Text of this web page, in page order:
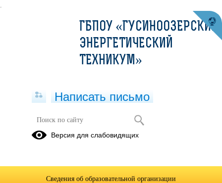
.
Студенты на ледовом катке
28 января 2021 года для студентов техникума администрация
муниципального образования "Селенгинский район" предоставила
ГБПОУ «ГУСИНООЗЕРСКИЙ
ЭНЕРГЕТИЧЕСКИЙ
ТЕХНИКУМ»
Написать письмо
Версия для слабовидящих
Сведения об образовательной организации